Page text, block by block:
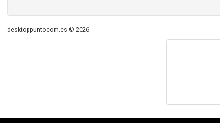
desktoppuntocom.es © 2026